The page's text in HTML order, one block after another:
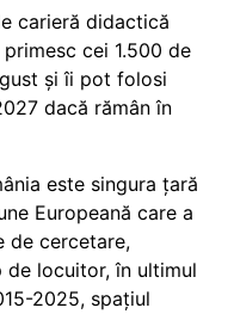
carieră didactică
cei 1.500 de
și îi pot folosi
dacă rămân în
este singura țară
Europeană care a
de cercetare,
de locuitor, în ultimul
2025, spațiul